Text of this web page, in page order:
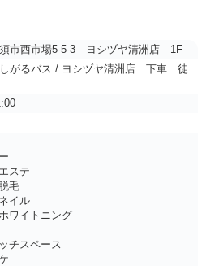
市西市場5-5-3 ヨシヅヤ清洲店 1F
しがるバス / ヨシヅヤ清洲店 下車 徒
ステ
毛
イル
ワイトニング
チスペース